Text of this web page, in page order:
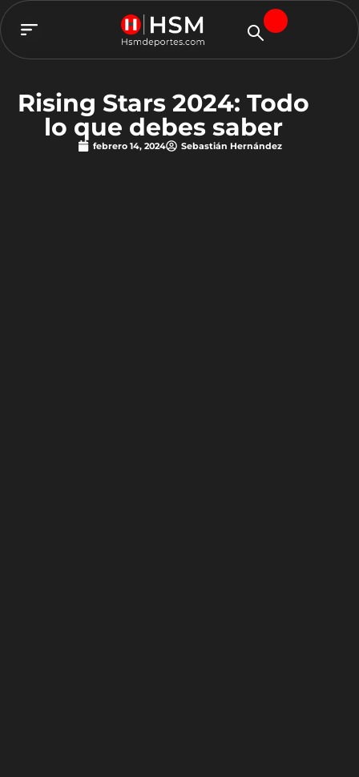
Rising Stars 2024: Todo
lo que debes saber
febrero 14, 2024 Sebastián Hernández